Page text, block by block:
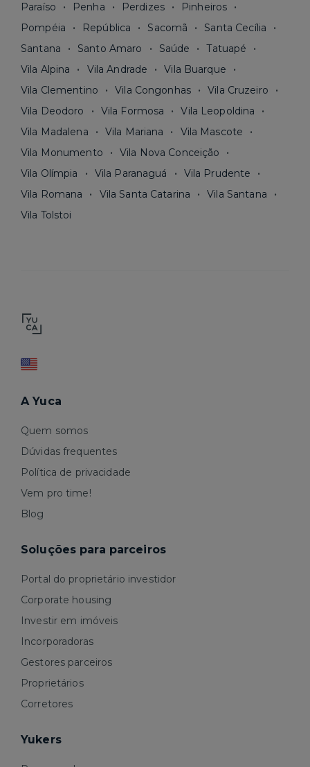
Paraíso
Penha Perdizes
Pinheiros
Pompéia
República Sacomã
Santa Cecília
Santana
Santo Amaro Saúde
Tatuapé
Vila Alpina
Vila Andrade
Vila Buarque
Vila Clementino
Vila Congonhas
Vila Cruzeiro
Vila Deodoro
Vila Formosa
Vila Leopoldina
Vila Madalena
Vila Mariana
Vila Mascote
Vila Monumento
Vila Nova Conceição
Vila Olímpia
Vila Paranaguá
Vila Prudente
Vila Romana
Vila Santa Catarina
Vila Santana
Vila Tolstoi
A Yuca
Quem somos
Dúvidas frequentes
Política de privacidade
Vem pro time!
Blog
Soluções para parceiros
Portal do proprietário investidor
Corporate housing
Investir em imóveis
Incorporadoras
Gestores parceiros
Proprietários
Corretores
Yukers